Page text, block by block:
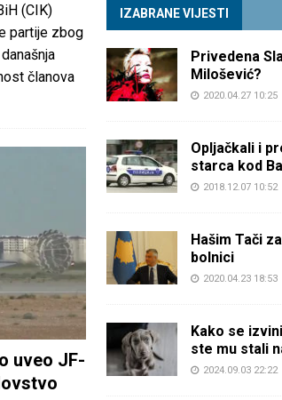
(CIK)
partije zbog
članova
uveo JF-
IZABRANE VIJESTI
Privedena
Milošević?
2020.04.27 10:25
Opljačkali i
starca kod
2018.12.07 10:52
Hašim Tači
bolnici
2020.04.23 18:53
Kako se
ste mu stali
2024.09.03 22:22